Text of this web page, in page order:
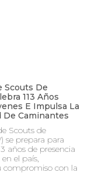
Scouts De
113 Años
E Impulsa La
De Caminantes
Scouts de
se prepara para
años de presencia
el país,
compromiso con la